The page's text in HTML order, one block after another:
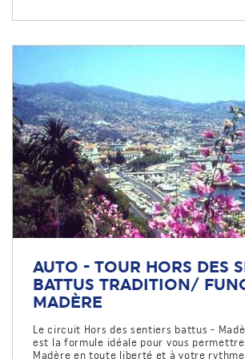
AUTO - TOUR HORS DES
BATTUS TRADITION/
MADÈRE
Le circuit Hors des sentiers battus -
est la formule idéale pour vous
Madère en toute liberté et à votre rythme.